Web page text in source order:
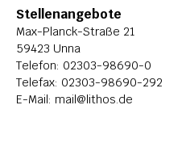
Stellenangebote
Max-Planck-Straße 21
59423 Unna
Telefon: 02303-98690-0
Telefax: 02303-98690-292
E-Mail: mail@lithos.de